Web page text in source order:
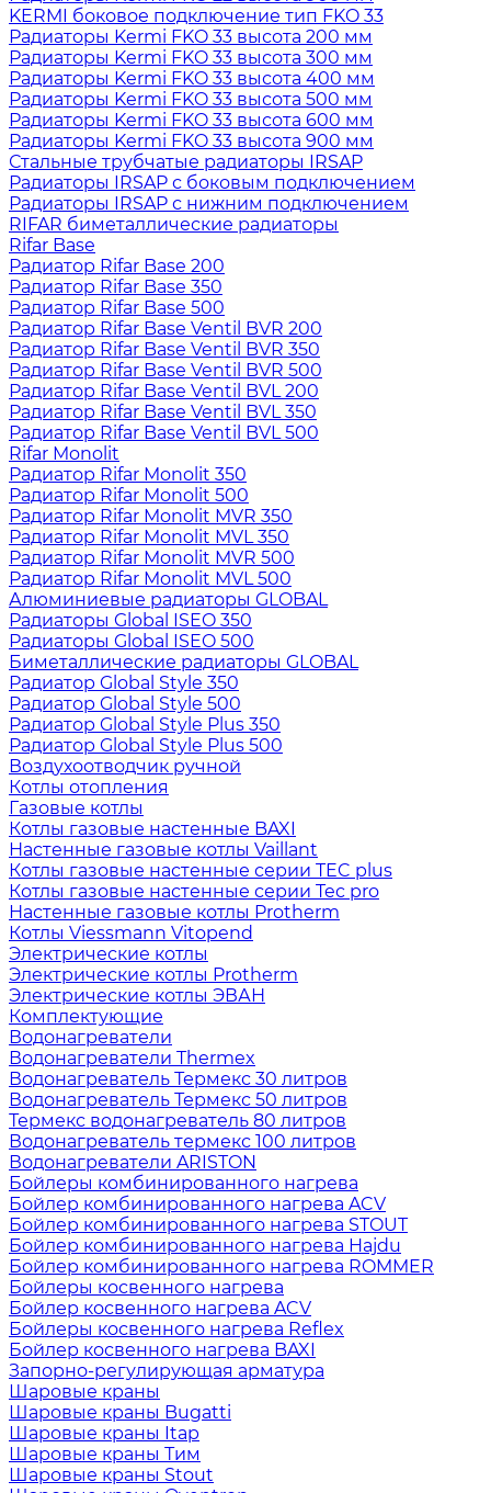
KERMI боковое подключение тип FKO 33
Радиаторы Kermi FKO 33 высота 200 мм
Радиаторы Kermi FKO 33 высота 300 мм
Радиаторы Kermi FKO 33 высота 400 мм
Радиаторы Kermi FKO 33 высота 500 мм
Радиаторы Kermi FKO 33 высота 600 мм
Радиаторы Kermi FKO 33 высота 900 мм
Стальные трубчатые радиаторы IRSAP
Радиаторы IRSAP с боковым подключением
Радиаторы IRSAP с нижним подключением
RIFAR биметаллические радиаторы
Rifar Base
Радиатор Rifar Base 200
Радиатор Rifar Base 350
Радиатор Rifar Base 500
Радиатор Rifar Base Ventil BVR 200
Радиатор Rifar Base Ventil BVR 350
Радиатор Rifar Base Ventil BVR 500
Радиатор Rifar Base Ventil BVL 200
Радиатор Rifar Base Ventil BVL 350
Радиатор Rifar Base Ventil BVL 500
Rifar Monolit
Радиатор Rifar Monolit 350
Радиатор Rifar Monolit 500
Радиатор Rifar Monolit MVR 350
Радиатор Rifar Monolit MVL 350
Радиатор Rifar Monolit MVR 500
Радиатор Rifar Monolit MVL 500
Алюминиевые радиаторы GLOBAL
Радиаторы Global ISEO 350
Радиаторы Global ISEO 500
Биметаллические радиаторы GLOBAL
Радиатор Global Style 350
Радиатор Global Style 500
Радиатор Global Style Plus 350
Радиатор Global Style Plus 500
Воздухоотводчик ручной
Котлы отопления
Газовые котлы
Котлы газовые настенные BAXI
Настенные газовые котлы Vaillant
Котлы газовые настенные серии TEC plus
Котлы газовые настенные серии Tec pro
Настенные газовые котлы Protherm
Котлы Viessmann Vitopend
Электрические котлы
Электрические котлы Protherm
Электрические котлы ЭВАН
Комплектующие
Водонагреватели
Водонагреватели Thermex
Водонагреватель Термекс 30 литров
Водонагреватель Термекс 50 литров
Термекс водонагреватель 80 литров
Водонагреватель термекс 100 литров
Водонагреватели ARISTON
Бойлеры комбинированного нагрева
Бойлер комбинированного нагрева ACV
Бойлер комбинированного нагрева STOUT
Бойлер комбинированного нагрева Hajdu
Бойлер комбинированного нагрева ROMMER
Бойлеры косвенного нагрева
Бойлер косвенного нагрева ACV
Бойлеры косвенного нагрева Reflex
Бойлер косвенного нагрева BAXI
Запорно-регулирующая арматура
Шаровые краны
Шаровые краны Bugatti
Шаровые краны Itap
Шаровые краны Тим
Шаровые краны Stout